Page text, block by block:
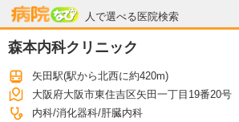
人で選べる医院検索
病院なび
森本内科クリニック
矢田駅(駅から北西に約420m)
大阪府大阪市東住吉区矢田一丁目19番20号
内科 消化器科 肝臓内科